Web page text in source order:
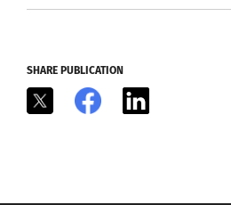
SHARE PUBLICATION
Facebook